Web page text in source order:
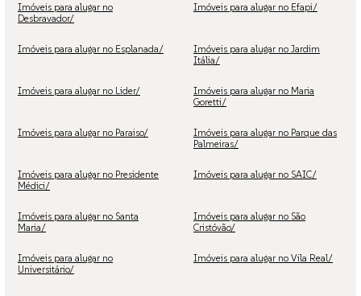
Imóveis para alugar no
Desbravador/
Imóveis para alugar no Efapi/
Imóveis para alugar no Esplanada/
Imóveis para alugar no Jardim
Itália/
Imóveis para alugar no Lider/
Imóveis para alugar no Maria
Goretti/
Imóveis para alugar no Paraiso/
Imóveis para alugar no Parque das
Palmeiras/
Imóveis para alugar no Presidente
Médici/
Imóveis para alugar no SAIC/
Imóveis para alugar no Santa
Maria/
Imóveis para alugar no São
Cristóvão/
Imóveis para alugar no
Universitário/
Imóveis para alugar no Vila Real/